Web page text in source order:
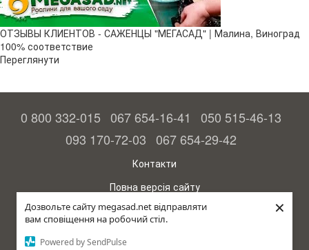
Дозвольте сайту megasad.net відправляти
вам сповіщення на робочий стіл.
Powered by SendPulse
×
ОТЗЫВЫ КЛИЕНТОВ - САЖЕНЦЫ "МЕГАСАД" | Малина, Виноград
100% соответствие
Переглянути
0 800 332-015 067 654-16-41
050 515-46-13
093 170-72-03 067 654-29-42
Контакти
Повна версія сайту
© 2015—2026
Megasad – гарантія високого врожаю